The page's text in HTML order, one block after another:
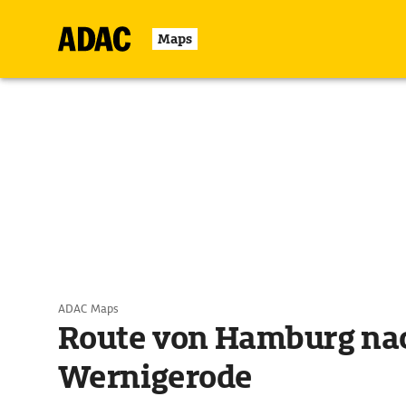
Maps
ADAC Maps
Route von Hamburg
Wernigerode